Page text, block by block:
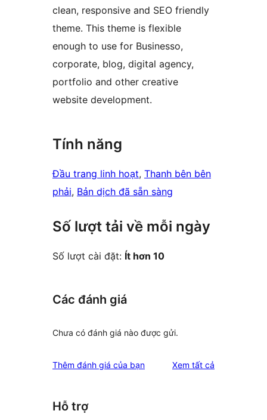
clean, responsive and SEO friendly
theme. This theme is flexible
enough to use for Businesso,
corporate, blog, digital agency,
portfolio and other creative
website development.
Tính năng
Đầu trang linh hoạt, Thanh bên bên
phải, Bản dịch đã sẵn sàng
Số lượt tải về mỗi ngày
Số lượt cài đặt: Ít hơn 10
Các đánh giá
Chưa có đánh giá nào được gửi.
Thêm đánh giá của bạn Xem tất cả
Hỗ trợ